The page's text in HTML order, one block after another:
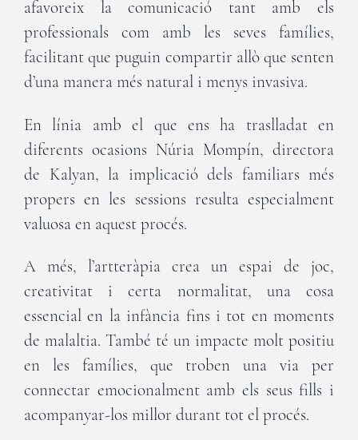
afavoreix la comunicació tant amb els
professionals com amb les seves famílies,
facilitant que puguin compartir allò que senten
d’una manera més natural i menys invasiva.
En línia amb el que ens ha traslladat en
diferents ocasions Núria Mompín, directora
de Kalyan, la implicació dels familiars més
propers en les sessions resulta especialment
valuosa en aquest procés.
A més, l’artteràpia crea un espai de joc,
creativitat i certa normalitat, una cosa
essencial en la infància fins i tot en moments
de malaltia. També té un impacte molt positiu
en les famílies, que troben una via per
connectar emocionalment amb els seus fills i
acompanyar-los millor durant tot el procés.